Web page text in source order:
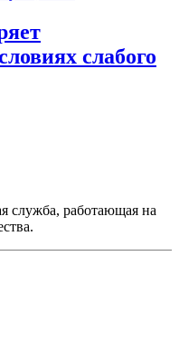
слабого
служба, работающая на